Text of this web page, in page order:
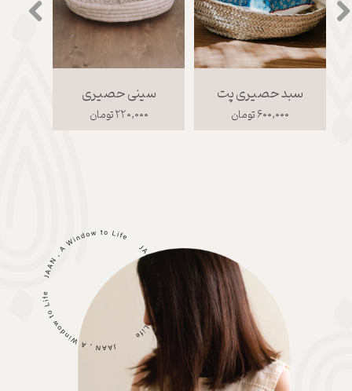
سینی حصیری
۲۲۰,۰۰۰ تومان
سبد حصیری پت
۶۰۰,۰۰۰ تومان